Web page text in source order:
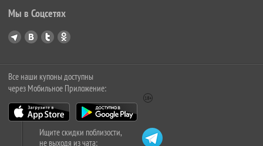
Мы в Соцсетях
Все наши купоны доступны
через Мобильное Приложение:
Ищите скидки поблизости,
не выходя из чата: